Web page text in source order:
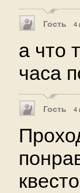
Гость 4
а что
часа
Гость 4